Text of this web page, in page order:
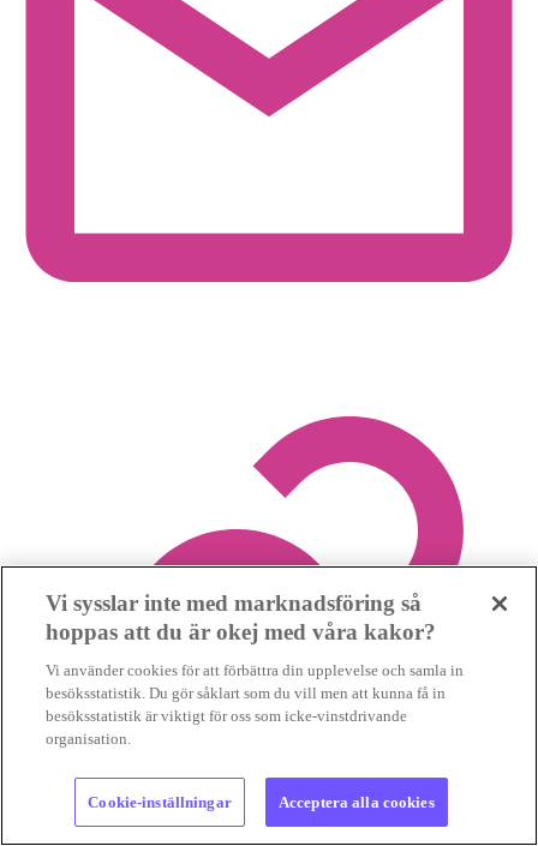
Vi sysslar inte med marknadsföring så
hoppas att du är okej med våra kakor?
Vi använder cookies för att förbättra din upplevelse och samla in
besöksstatistik. Du gör såklart som du vill men att kunna få in
besöksstatistik är viktigt för oss som icke-vinstdrivande
organisation.
Cookie-inställningar Acceptera alla cookies